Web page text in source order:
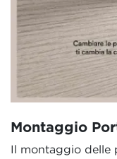
Montaggio
Il montaggio delle